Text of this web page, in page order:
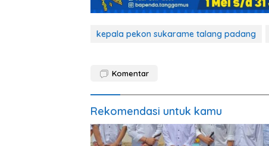
kepala pekon sukarame talang padang
Komentar
Rekomendasi untuk kamu